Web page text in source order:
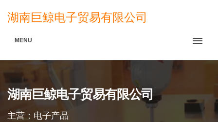
湖南巨鲸电子贸易有限公司
MENU
湖南巨鲸电子贸易有限公司
主营：电子产品